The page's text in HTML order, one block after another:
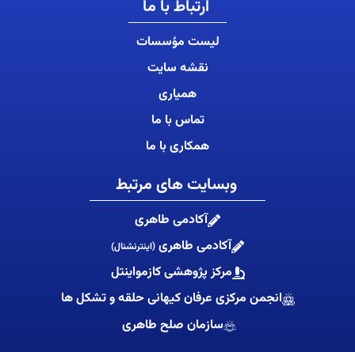
ارتباط با ما
لیست مؤسسات
نقشه سایت
همیاری
تماس با ما
همکاری با ما
وبسایت های مرتبط
آکادمی طاهری
آکادمی طاهری (اینترنشنال)
مرکز پژوهشی کازمواینتل
انجمن مرکزی عرفان کیهانی حلقه و تشکل ها
سازمان صلح طاهری